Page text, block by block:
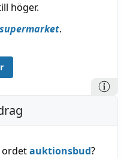
höger.
supermarket.
auktionsbud?